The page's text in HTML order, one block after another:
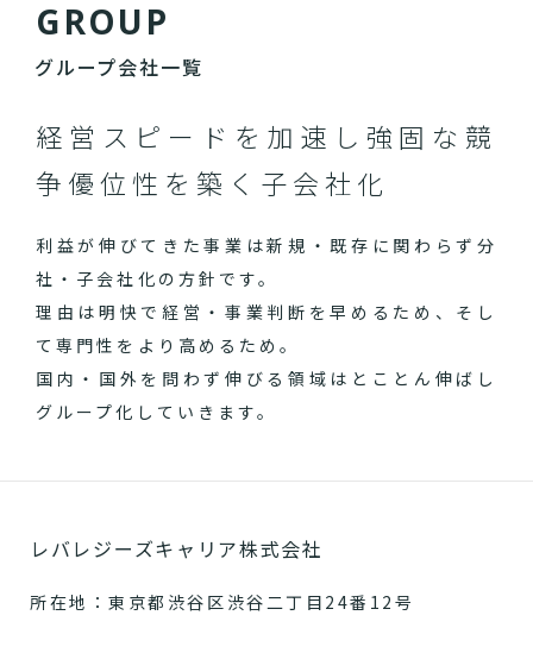
GROUP
グループ会社一覧
経営スピードを加速し 強固な競
争優位性を築く子会社化
利益が伸びてきた事業は新規・既存に関わらず分
社・子会社化の方針です。
理由は明快で経営・事業判断を早めるため、そし
て専門性をより高めるため。
国内・国外を問わず伸びる領域はとことん伸ばし
グループ化していきます。
レバレジーズキャリア株式会社
所在地：東京都渋谷区渋谷二丁目24番12号